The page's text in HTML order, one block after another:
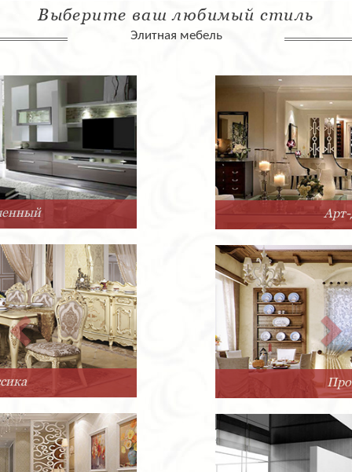
Выберите ваш любимый стиль
Элитная мебель